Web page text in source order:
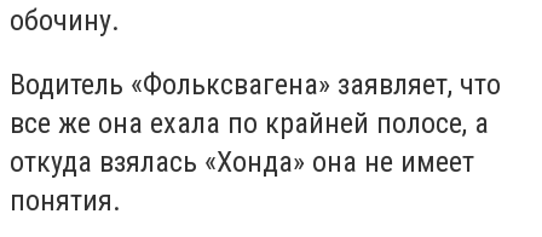
обочину.
Водитель «Фольксвагена» заявляет, что
все же она ехала по крайней полосе, а
откуда взялась «Хонда» она не имеет
понятия.